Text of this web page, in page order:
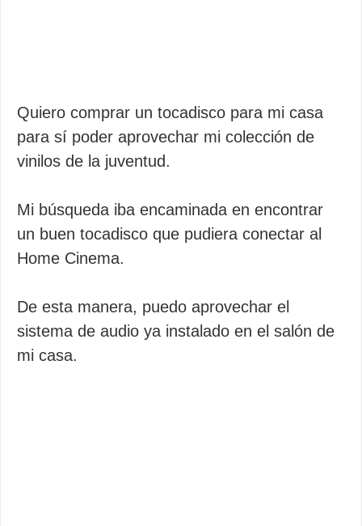
Quiero comprar un tocadisco para mi casa
para sí poder aprovechar mi colección de
vinilos de la juventud.
Mi búsqueda iba encaminada en encontrar
un buen tocadisco que pudiera conectar al
Home Cinema.
De esta manera, puedo aprovechar el
sistema de audio ya instalado en el salón de
mi casa.